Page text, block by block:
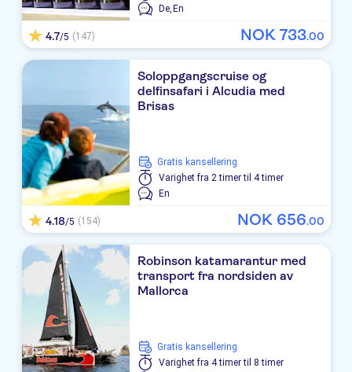
Cala Millor Garden
LEVANTE LA LUNA
Isabel
Protur Bonaire Aparthotel
PROTUR BONAMAR
Cristina Apartamentos Villas
MARINS BEACH CLUB
Globales Cala Bona Suites
Tropicana-Cala Millor
Mariant
De,En
4.7/5 (147) NOK 733.00
Soloppgangscruise og
delfinsafari i Alcudia med
Brisas
Gratis kansellering
Varighet fra 2 timer til 4 timer
En
4.18/5 (154) NOK 656.00
Robinson katamarantur med
transport fra nordsiden av
Mallorca
Gratis kansellering
Varighet fra 4 timer til 8 timer